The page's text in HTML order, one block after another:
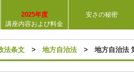
2025年度
講座内容および料金
安さの秘密
法条文 > 地方自治法 > 地方自治法